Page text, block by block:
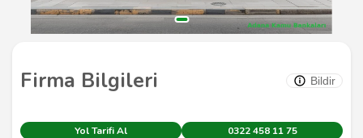
Firma Bilgileri Bildir
Yol Tarifi Al 0322 458 11 75